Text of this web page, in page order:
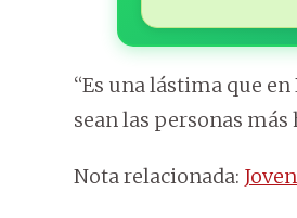
“Es una lástima que
sean las personas más
Nota relacionada: